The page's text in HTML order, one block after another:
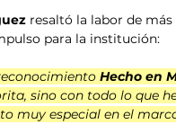
resaltó la labor de
para la institución:
Hecho en
sino con todo lo que
muy especial en el